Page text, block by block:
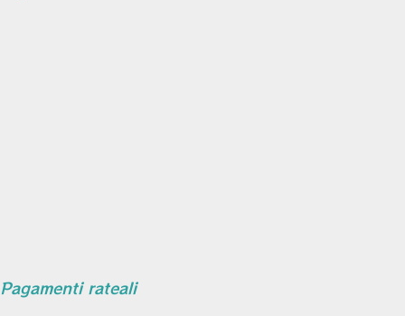
Pagamenti rateali